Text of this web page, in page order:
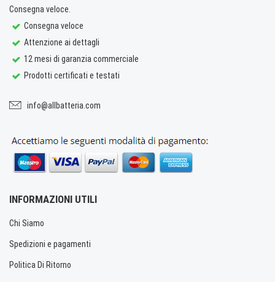
Consegna veloce.
Consegna veloce
Attenzione ai dettagli
12 mesi di garanzia commerciale
Prodotti certificati e testati
info@allbatteria.com
INFORMAZIONI UTILI
Chi Siamo
Spedizioni e pagamenti
Politica Di Ritorno